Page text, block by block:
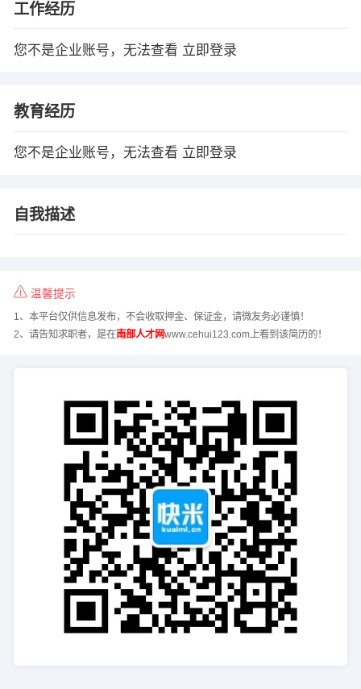
工作经历
您不是企业账号，无法查看 立即登录
教育经历
您不是企业账号，无法查看 立即登录
自我描述
温馨提示
1、本平台仅供信息发布，不会收取押金、保证金，请微友务必谨慎！
2、请告知求职者，是在南部人才网www.cehui123.com上看到该简历的！